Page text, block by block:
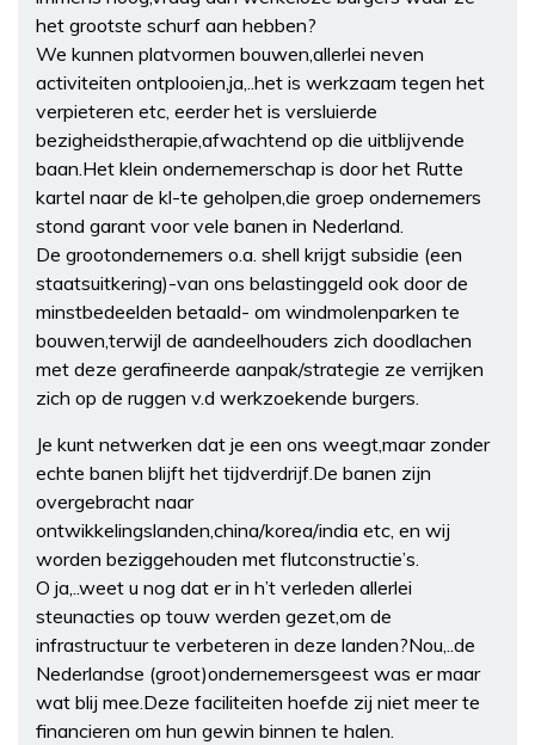
het grootste schurf aan hebben?
We kunnen platvormen bouwen,allerlei neven
activiteiten ontplooien,ja,..het is werkzaam tegen het
verpieteren etc, eerder het is versluierde
bezigheidstherapie,afwachtend op die uitblijvende
baan.Het klein ondernemerschap is door het Rutte
kartel naar de kl-te geholpen,die groep ondernemers
stond garant voor vele banen in Nederland.
De grootondernemers o.a. shell krijgt subsidie (een
staatsuitkering)-van ons belastinggeld ook door de
minstbedeelden betaald- om windmolenparken te
bouwen,terwijl de aandeelhouders zich doodlachen
met deze gerafineerde aanpak/strategie ze verrijken
zich op de ruggen v.d werkzoekende burgers.
Je kunt netwerken dat je een ons weegt,maar zonder
echte banen blijft het tijdverdrijf.De banen zijn
overgebracht naar
ontwikkelingslanden,china/korea/india etc, en wij
worden beziggehouden met flutconstructie’s.
O ja,..weet u nog dat er in h’t verleden allerlei
steunacties op touw werden gezet,om de
infrastructuur te verbeteren in deze landen?Nou,..de
Nederlandse (groot)ondernemersgeest was er maar
wat blij mee.Deze faciliteiten hoefde zij niet meer te
financieren om hun gewin binnen te halen.